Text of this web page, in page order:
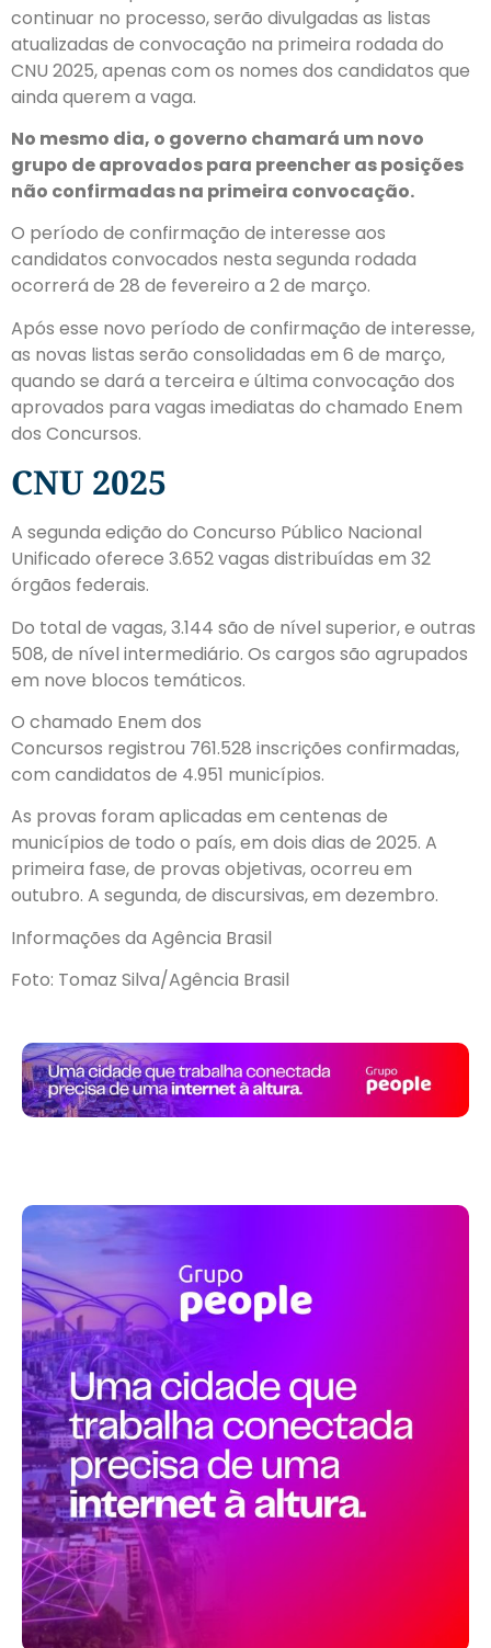
continuar no processo, serão divulgadas as listas
atualizadas de convocação na primeira rodada do
CNU 2025, apenas com os nomes dos candidatos que
ainda querem a vaga.
No mesmo dia, o governo chamará um novo
grupo de aprovados para preencher as posições
não confirmadas na primeira convocação.
O período de confirmação de interesse aos
candidatos convocados nesta segunda rodada
ocorrerá de 28 de fevereiro a 2 de março.
Após esse novo período de confirmação de interesse,
as novas listas serão consolidadas em 6 de março,
quando se dará a terceira e última convocação dos
aprovados para vagas imediatas do chamado Enem
dos Concursos.
CNU 2025
A segunda edição do Concurso Público Nacional
Unificado oferece 3.652 vagas distribuídas em 32
órgãos federais.
Do total de vagas, 3.144 são de nível superior, e outras
508, de nível intermediário. Os cargos são agrupados
em nove blocos temáticos.
O chamado Enem dos
Concursos registrou 761.528 inscrições confirmadas,
com candidatos de 4.951 municípios.
As provas foram aplicadas em centenas de
municípios de todo o país, em dois dias de 2025. A
primeira fase, de provas objetivas, ocorreu em
outubro. A segunda, de discursivas, em dezembro.
Informações da Agência Brasil
Foto: Tomaz Silva/Agência Brasil